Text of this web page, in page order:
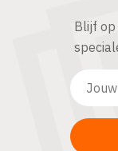
Blijf op